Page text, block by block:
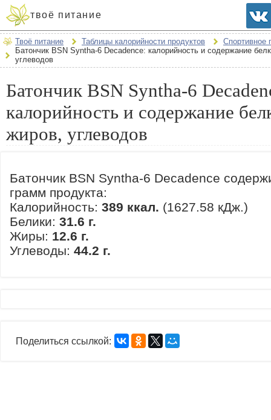
твоё питание
Твоё питание Таблицы калорийности продуктов
Спортивное
Батончик BSN Syntha-6 Decadence: калорийность и содержание
углеводов
Батончик BSN Syntha-6
калорийность и содержание
жиров, углеводов
Батончик BSN Syntha-6 Decadence
грамм продукта:
Калорийность: 389 ккал. (1627.58 кДж.)
Белики: 31.6 г.
Жиры: 12.6 г.
Углеводы: 44.2 г.
Поделиться ссылкой: